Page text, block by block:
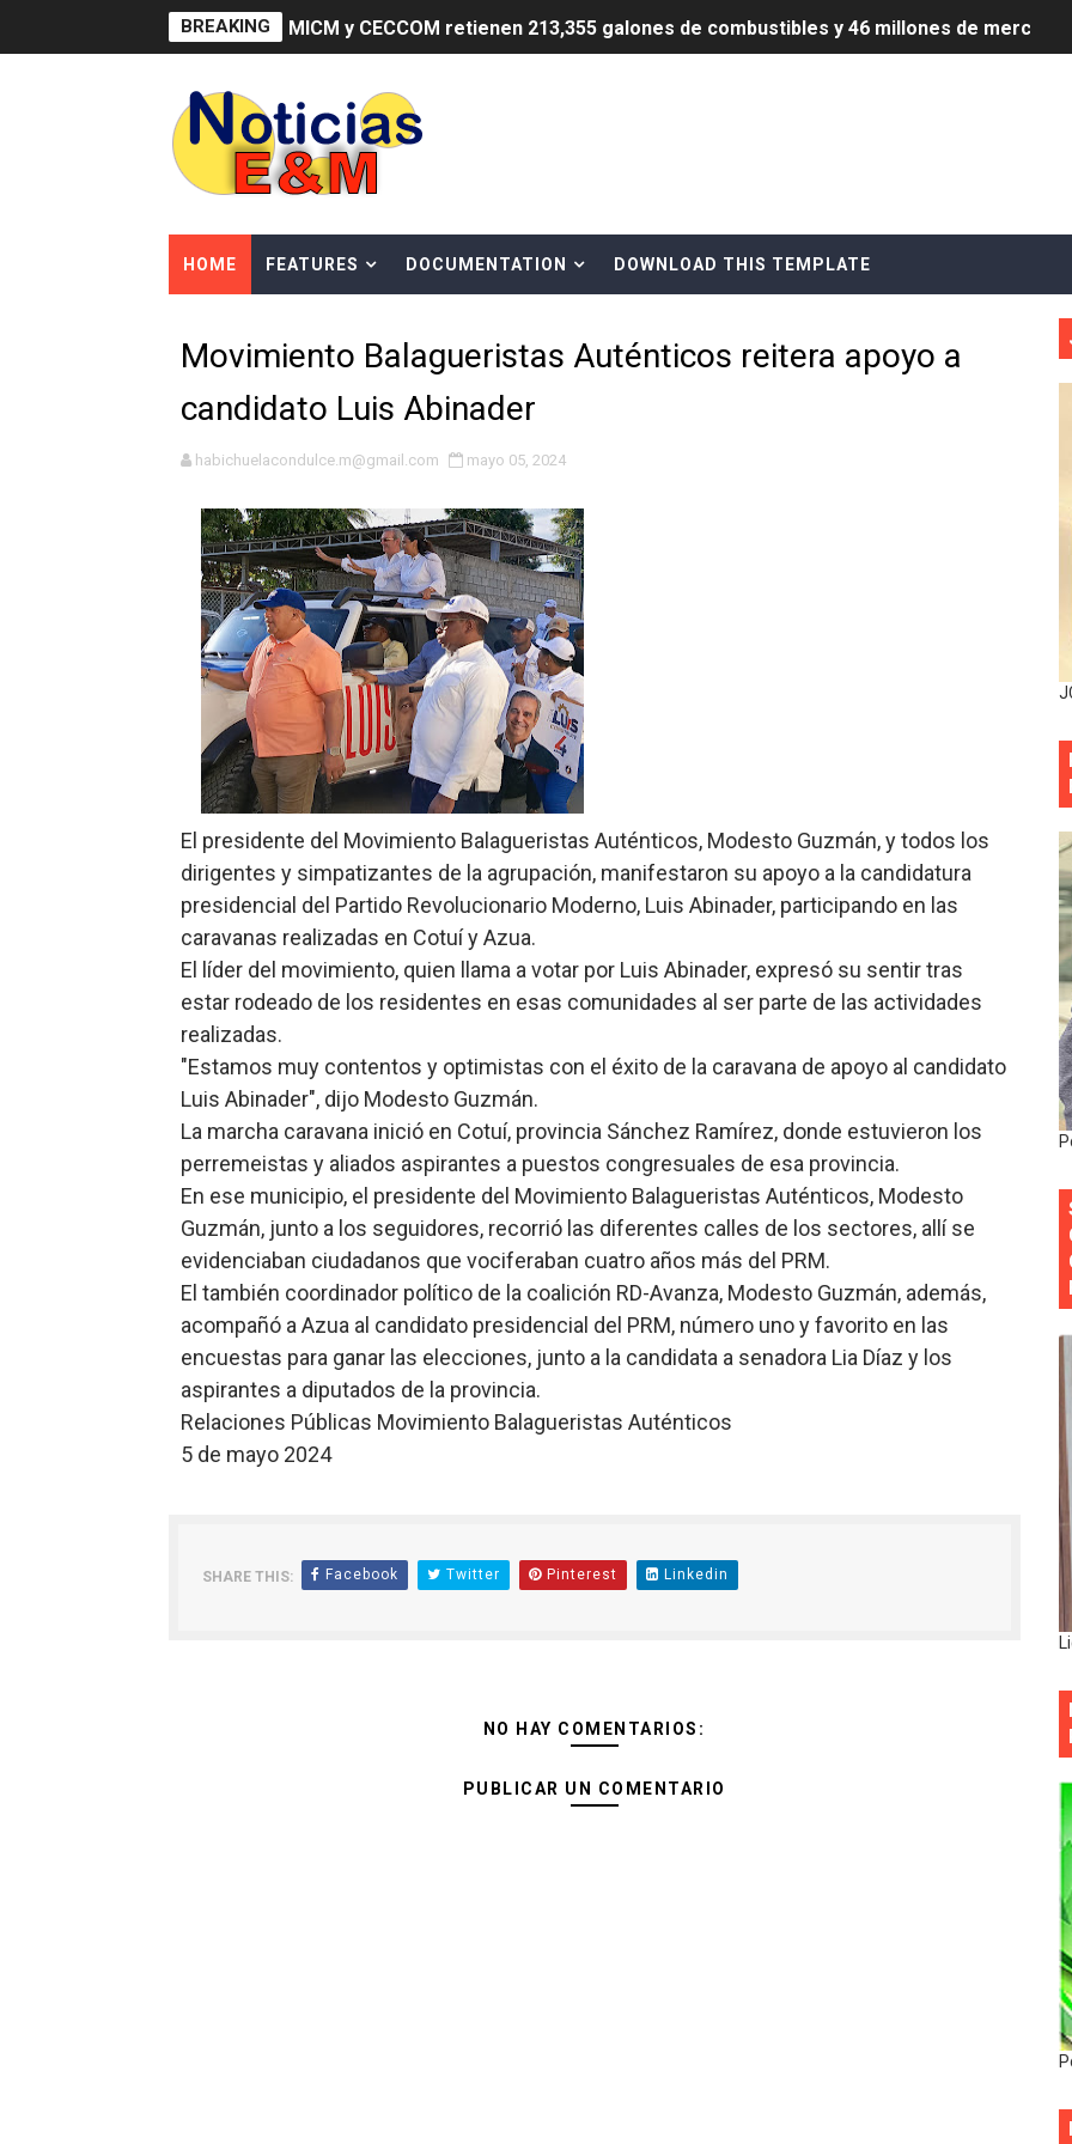
BREAKING MICM y CECCOM retienen 213,355 galones de combustibles y 46 millones de
Residentes en San Juan beneficiados con jornada asistencial de Desarrollo de la
El magistrado Henry Molina decidió no seguir en la Presidencia de la Suprema Corte
​Domingo Plácido critica la situación económica y califica de ineficiente la gestión del
Graduación XII Promoción Servicio Militar Voluntario
Fellito Suberví asegura en Carolina Mejía RD tiene la oportunidad histórica de elegir
Hipótesis policial sobre atentado a balazos en la avenida Abraham Lincoln y fallecer
CESDN urge fortalecer el sistema eléctrico ante constantes apagones en Santo
Cacerolazos, gomas quemadas y bombas lagrimógenas: Tensión en la Fernández
Roberto Ángel Salcedo anuncia festival cultural para la región Este
Roberto Ángel Salcedo anuncia festival cultural para la región Este
Respuesta oportuna de Propeep permite a familia de La Cuaba recuperar su hogar
Juramentan a Angelina Biviana Riveiro como nueva vicepresidenta ejecutiva de
DIGEIG y Liga Municipal Dominicana impulsan metas de transparencia
Tribunal Superior Administrativo anula permisos urbanísticos del proyecto Everest
JCE flexibiliza renovación de cédula: adiós al orden por mes de nacimiento en
Restaurante Amigos es reconocido por sus cuatro décadas de excelencia en el
Banco Popular escala 17 posiciones en los mil mejores bancos del mundo
SNS y el SRSO actualizan Manual de Comunicación Interna y Externa para fortalecer
Osiris de León responde a Roberto Tineo y a Yeisy por sus críticas destempladas
DGPCF: 55 años sembrando desarrollo y fortaleciendo la frontera dominicana
Operativo interagencial frena delitos ambientales y recupera terrenos en zonas
-Propeep y Gestión Presidencial encabezan entrega compensación a comerciantes
Ministerio de Defensa siembra esperanza y protege el agua mediante Jornada de
HOME FEATURES DOCUMENTATION DOWNLOAD THIS TEMPLATE
Movimiento Balagueristas Auténticos reitera apoyo a
candidato Luis Abinader
habichuelacondulce.m@gmail.com mayo 05, 2024
El presidente del Movimiento Balagueristas Auténticos, Modesto Guzmán, y todos los
dirigentes y simpatizantes de la agrupación, manifestaron su apoyo a la candidatura
presidencial del Partido Revolucionario Moderno, Luis Abinader, participando en las
caravanas realizadas en Cotuí y Azua.
El líder del movimiento, quien llama a votar por Luis Abinader, expresó su sentir tras
estar rodeado de los residentes en esas comunidades al ser parte de las actividades
realizadas.
"Estamos muy contentos y optimistas con el éxito de la caravana de apoyo al candidato
Luis Abinader", dijo Modesto Guzmán.
La marcha caravana inició en Cotuí, provincia Sánchez Ramírez, donde estuvieron los
perremeistas y aliados aspirantes a puestos congresuales de esa provincia.
En ese municipio, el presidente del Movimiento Balagueristas Auténticos, Modesto
Guzmán, junto a los seguidores, recorrió las diferentes calles de los sectores, allí se
evidenciaban ciudadanos que vociferaban cuatro años más del PRM.
El también coordinador político de la coalición RD-Avanza, Modesto Guzmán, además,
acompañó a Azua al candidato presidencial del PRM, número uno y favorito en las
encuestas para ganar las elecciones, junto a la candidata a senadora Lia Díaz y los
aspirantes a diputados de la provincia.
Relaciones Públicas Movimiento Balagueristas Auténticos
5 de mayo 2024
SHARE THIS: Facebook Twitter Pinterest Linkedin
NO HAY COMENTARIOS:
PUBLICAR UN COMENTARIO